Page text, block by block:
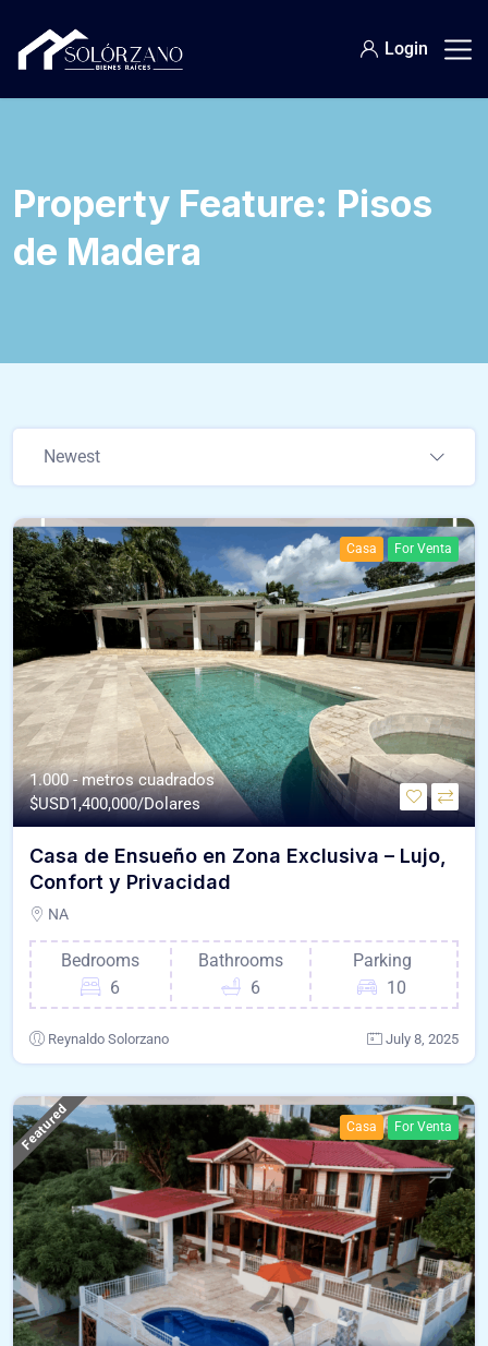
Login
Property Feature: Pisos
de Madera
Newest
Casa For Venta
1.000 - metros cuadrados
$USD1,400,000/Dolares
Casa de Ensueño en Zona Exclusiva – Lujo,
Confort y Privacidad
NA
Bedrooms
6
Bathrooms
6
Parking
10
Reynaldo Solorzano July 8, 2025
Featured Casa For Venta